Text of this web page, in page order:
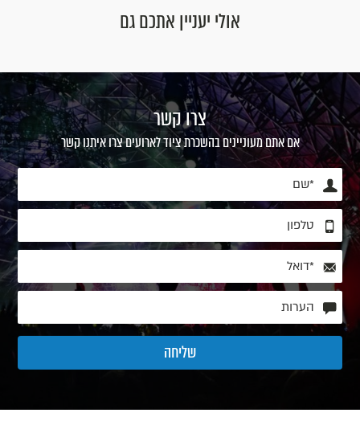
אולי יעניין אתכם גם
צרו קשר
אם אתם מעוניינים בהשכרת ציוד לארועים צרו איתנו קשר